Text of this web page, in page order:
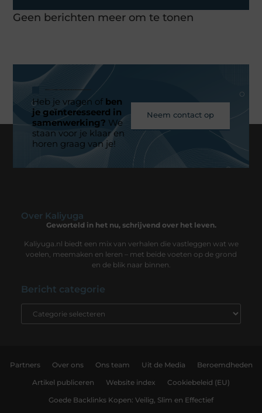
Geen berichten meer om te tonen
Heb je vragen ofben
je geïnteresseerd in
samenwerking? We
staan voor je klaar en
horen graag van je!
Neem contact op
Over Kaliyuga
Geworteld in het nu, schrijvend over het leven.
Kaliyuga.nl biedt een mix van verhalen die vastleggen wat we
voelen, meemaken en leren – met beide voeten op de grond
en de blik naar binnen.
Bericht categorie
Partners Over ons Ons team Uit de Media Beroemdheden
Artikel publiceren Website index Cookiebeleid (EU)
Goede Backlinks Kopen: Veilig, Slim en Effectief